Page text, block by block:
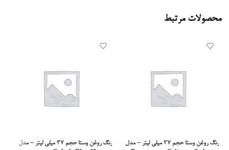
مناسب برای فعالیت‌های آموزشی، تمرینی و اجرای آثار هنری
امکان استفاده در ترکیب رنگ، لایه‌گذاری و پرداخت جزئیات
کاربردهای رنگ روغنی وستا
محصولات مرتبط
رنگ روغن وستا حجم 37 میلی لیتر – مدل
رنگ روغن وستا حجم 37 میلی لیتر – مدل